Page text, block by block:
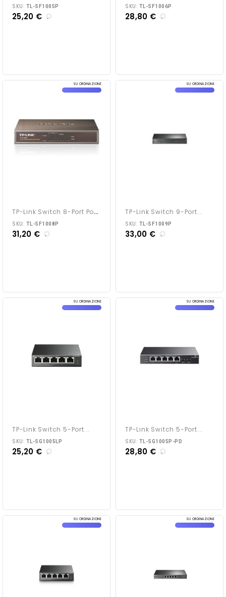
SKU: TL-SF1005P
25,20 €
SKU: TL-SF1006P
28,80 €
SU ORDINAZIONE
T
P-Link Switch 8-Port PoE...
SKU: TL-SF1008P
31,20 €
SU ORDINAZIONE
TP-Link Switch 9-Port...
SKU: TL-SF1009P
33,00 €
SU ORDINAZIONE
TP-Link Switch 5-Port...
SKU: TL-SG1005LP
25,20 €
SU ORDINAZIONE
TP-Link Switch 5-Port...
SKU: TL-SG1005P-PD
28,80 €
SU ORDINAZIONE SU ORDINAZIONE